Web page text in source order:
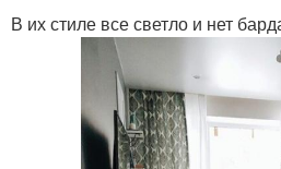
В их стиле все светло и нет